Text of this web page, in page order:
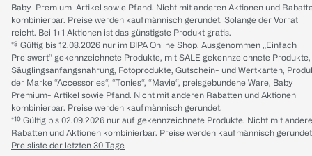
Baby-Premium-Artikel sowie Pfand. Nicht mit anderen Aktionen und
kombinierbar. Preise werden kaufmännisch gerundet. Solange der Vorrat
reicht. Bei 1+1 Aktionen ist das günstigste Produkt gratis.
*⁸ Gültig bis 12.08.2026 nur im BIPA Online Shop. Ausgenommen „Einfach
Preiswert“ gekennzeichnete Produkte, mit SALE gekennzeichnete Produkte,
Säuglingsanfangsnahrung, Fotoprodukte, Gutschein- und Wertkarten,
der Marke “Accessories“, “Tonies“, “Mavie“, preisgebundene Ware, Baby
Premium- Artikel sowie Pfand. Nicht mit anderen Rabatten und Aktionen
kombinierbar. Preise werden kaufmännisch gerundet.
*¹⁰ Gültig bis 02.09.2026 nur auf gekennzeichnete Produkte. Nicht mit
Rabatten und Aktionen kombinierbar. Preise werden kaufmännisch
Preisliste der letzten 30 Tage